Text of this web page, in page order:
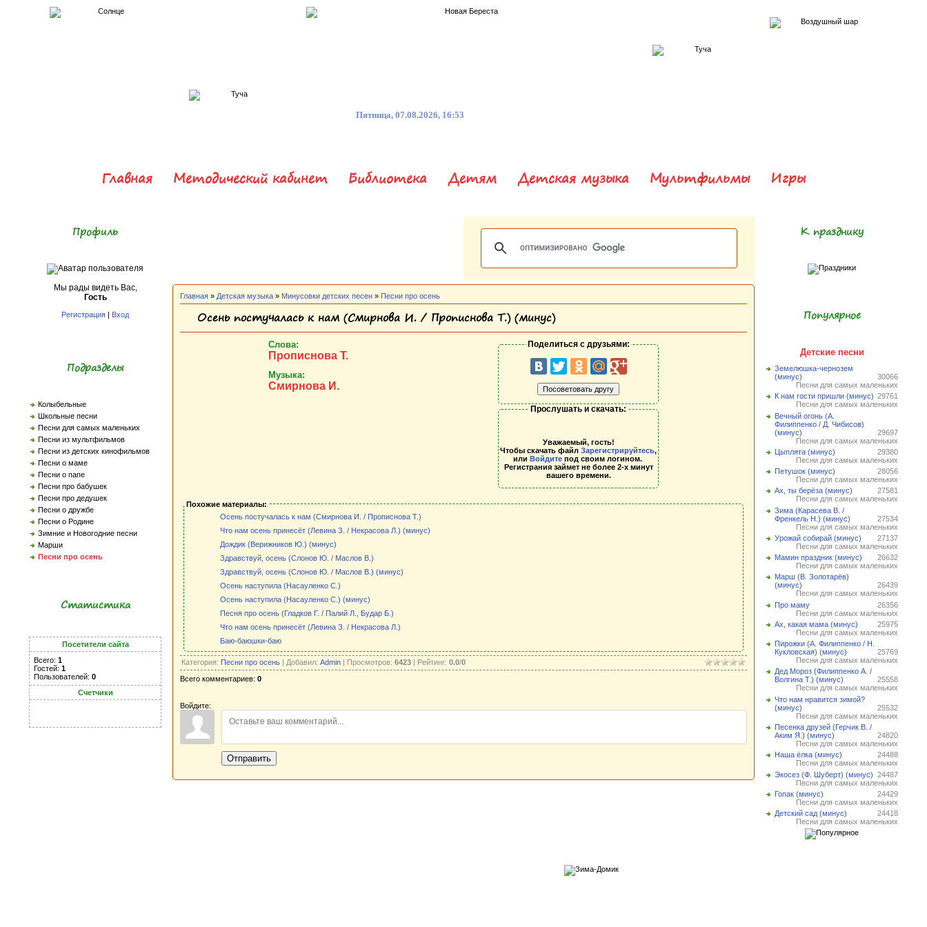
Пятница, 07.08.2026, 16:53
Главная Методический кабинет Библиотека Детям Детская музыка Мультфильмы Игры
Профиль
Мы рады видеть Вас,
Гость
Регистрация | Вход
Подразделы
Колыбельные
Школьные песни
Песни для самых маленьких
Песни из мультфильмов
Песни из детских кинофильмов
Песни о маме
Песни о папе
Песни про бабушек
Песни про дедушек
Песни о дружбе
Песни о Родине
Зимние и Новогодние песни
Марши
Песни про осень
Статистика
Посетители сайта
Всего: 1
Гостей: 1
Пользователей: 0
Счетчики
Главная » Детская музыка » Минусовки детских песен » Песни про осень
Осень постучалась к нам (Смирнова И. / Прописнова Т.) (минус)
Слова:
Прописнова Т.
Музыка:
Смирнова И.
Поделиться с друзьями:
Прослушать и скачать:
Уважаемый, гость!
Чтобы скачать файл Зарегистрируйтесь,
или Войдитепод своим логином.
Регистрания займет не более 2-х минут
вашего времени.
Похожие материалы:
Осень постучалась к нам (Смирнова И. / Прописнова Т.)
Что нам осень принесёт (Левина З. / Некрасова Л.) (минус)
Дождик (Верижников Ю.) (минус)
Здравствуй, осень (Слонов Ю. / Маслов В.)
Здравствуй, осень (Слонов Ю. / Маслов В.) (минус)
Осень наступила (Насауленко С.)
Осень наступила (Насауленко С.) (минус)
Песня про осень (Гладков Г. / Палий Л., Будар Б.)
Что нам осень принесёт (Левина З. / Некрасова Л.)
Баю-баюшки-баю
Категория: Песни про осень | Добавил: Admin | Просмотров: 6423 | Рейтинг: 0.0/0
Всего комментариев: 0
Войдите:
Отправить
К празднику
Популярное
Детские песни
Земелюшка-чернозем
(минус)
30066
Песни для самых маленьких
К нам гости пришли (минус) 29761
Песни для самых маленьких
Вечный огонь (А.
Филиппенко / Д. Чибисов)
(минус)
29697
Песни для самых маленьких
Цыплята (минус)
29380
Песни для самых маленьких
Петушок (минус)
28056
Песни для самых маленьких
Ах, ты берёза (минус)
27581
Песни для самых маленьких
Зима (Карасева В. /
Френкель Н.) (минус)
27534
Песни для самых маленьких
Урожай собирай (минус)
27137
Песни для самых маленьких
Мамин праздник (минус)
26632
Песни для самых маленьких
Марш (В. Золотарёв)
(минус)
26439
Песни для самых маленьких
Про маму
26356
Песни для самых маленьких
Ах, какая мама (минус)
25975
Песни для самых маленьких
Пирожки (А. Филиппенко / Н.
Кукловская) (минус)
25769
Песни для самых маленьких
Дед Мороз (Филиппенко А. /
Волгина Т.) (минус)
25558
Песни для самых маленьких
Что нам нравится зимой?
(минус)
25532
Песни для самых маленьких
Песенка друзей (Герчик В. /
Аким Я.) (минус)
24820
Песни для самых маленьких
Наша ёлка (минус)
24488
Песни для самых маленьких
Экосез (Ф. Шуберт) (минус) 24487
Песни для самых маленьких
Гопак (минус)
24429
Песни для самых маленьких
Детский сад (минус)
24418
Песни для самых маленьких